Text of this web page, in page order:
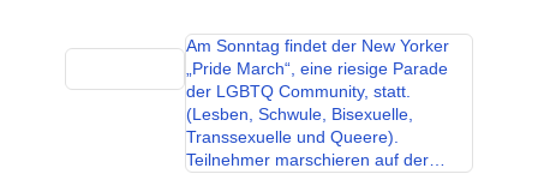
Am Sonntag findet der New Yorker
„Pride March“, eine riesige Parade
der LGBTQ Community, statt.
(Lesben, Schwule, Bisexuelle,
Transsexuelle und Queere).
Teilnehmer marschieren auf der…